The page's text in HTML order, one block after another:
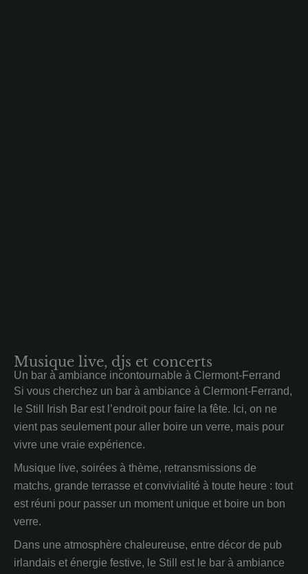
Musique live, djs et concerts
Un bar à ambiance incontournable à Clermont-Ferrand
Si vous cherchez un bar à ambiance à Clermont-Ferrand,
le Still Irish Bar est l’endroit pour faire la fête. Ici, on ne
vient pas seulement pour aller boire un verre, mais pour
vivre une vraie expérience.
Musique live, soirées à thème, retransmissions de
matchs, grande terrasse et convivialité à toute heure : tout
est réuni pour passer un moment unique et boire un bon
verre.
Dans une atmosphère chaleureuse, entre décor de pub
irlandais et énergie festive, le Still est le bar à ambiance